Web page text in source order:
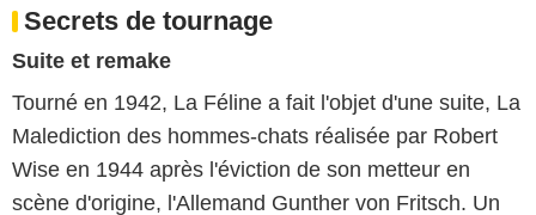
Secrets de tournage
Suite et remake
Tourné en 1942, La Féline a fait l'objet d'une suite, La
Malediction des hommes-chats réalisée par Robert
Wise en 1944 après l'éviction de son metteur en
scène d'origine, l'Allemand Gunther von Fritsch. Un